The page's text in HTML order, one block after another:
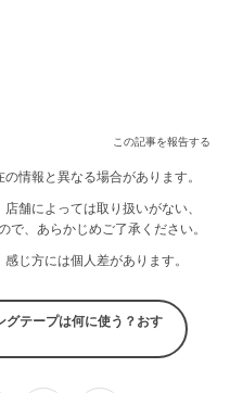
この記事を報告する
情報と異なる場合があります。
舗によっては取り扱いがない、
、あらかじめご了承ください。
じ方には個人差があります。
グテープは何に使う？おす